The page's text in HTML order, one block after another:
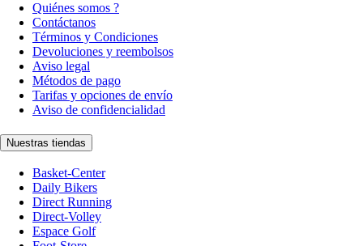
Quiénes somos ?
Contáctanos
Términos y Condiciones
Devoluciones y reembolsos
Aviso legal
Métodos de pago
Tarifas y opciones de envío
Aviso de confidencialidad
Nuestras tiendas
Basket-Center
Daily Bikers
Direct Running
Direct-Volley
Espace Golf